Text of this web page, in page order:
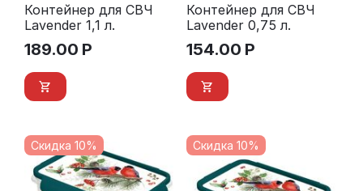
Контейнер для СВЧ
Lavender 1,1 л.
189.00 Р
Контейнер для СВЧ
Lavender 0,75 л.
154.00 Р
Скидка 10% Скидка 10%